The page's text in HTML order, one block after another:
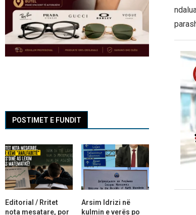
POSTIMET E FUNDIT
Editorial / Rritet
nota mesatare, por
Arsim Idrizi në
kulmin e verës po